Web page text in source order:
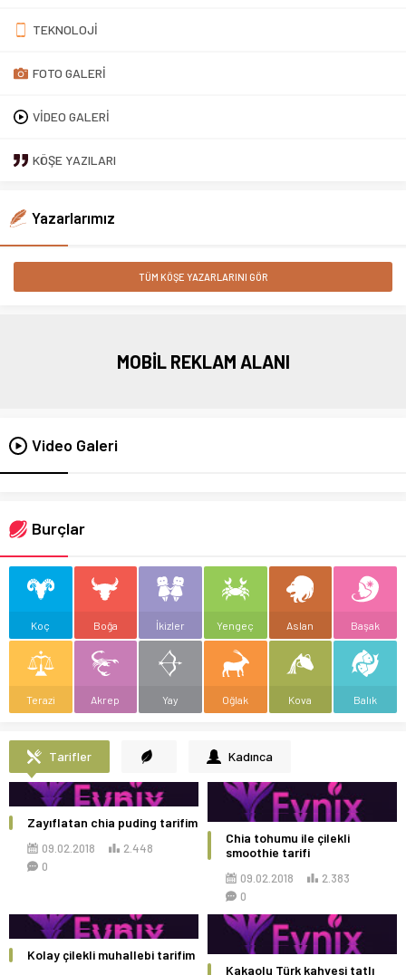
TEKNOLOJI
FOTO GALERI
VIDEO GALERI
KÖŞE YAZILARI
Yazarlarımız
TÜM KÖŞE YAZARLARINI GÖR
MOBİL REKLAM ALANI
Video Galeri
Burçlar
Koç Boğa İkizler Yengeç Aslan Başak
Terazi Akrep Yay Oğlak Kova Balık
Tarifler Kadınca
Zayıflatan chia puding tarifim
09.02.2018
2.448
0
Chia tohumu ile çilekli
smoothie tarifi
09.02.2018
2.383
0
Kolay çilekli muhallebi tarifim
Kakaolu Türk kahvesi tatlı